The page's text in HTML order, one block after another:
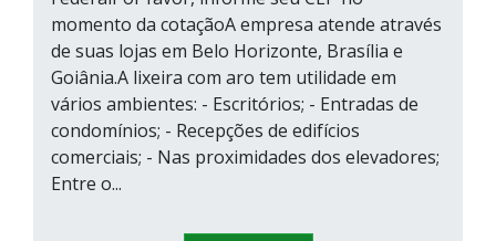
momento da cotaçãoA empresa atende através
de suas lojas em Belo Horizonte, Brasília e
Goiânia.A lixeira com aro tem utilidade em
vários ambientes: - Escritórios; - Entradas de
condomínios; - Recepções de edifícios
comerciais; - Nas proximidades dos elevadores;
Entre o...